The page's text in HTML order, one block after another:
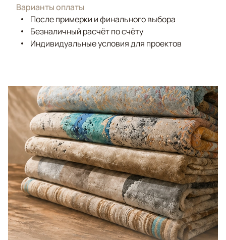
Варианты оплаты
После примерки и финального выбора
Безналичный расчёт по счёту
Индивидуальные условия для проектов